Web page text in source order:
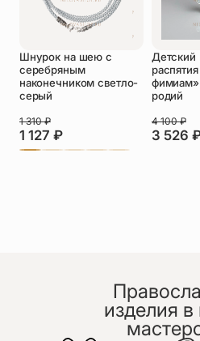
Оставить
Подтверждаю
политикой
согласие на
Пока нет отзывов.
Шнурок на шею с
серебряным
наконечником светло-
серый
1 127 ₽
1 310₽
Детский
родий
3 526
4 100₽
изделия